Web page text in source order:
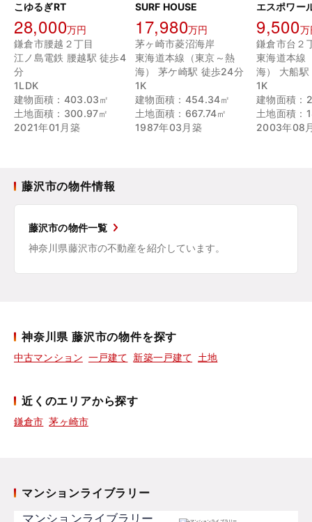
こゆるぎRT
28,000万円
鎌倉市腰越２丁目
江ノ島電鉄 腰越駅 徒歩4
分
1LDK
建物面積：403.03㎡
土地面積：300.97㎡
2021年01月築
SURF HOUSE
17,980万円
茅ヶ崎市菱沼海岸
東海道本線（東京～熱
海） 茅ケ崎駅 徒歩24分
1K
建物面積：454.34㎡
土地面積：667.74㎡
1987年03月築
エスポワー
9,500万
鎌倉市台２
東海道本線
海） 大船
1K
建物面積：
土地面積：
2003年08
藤沢市の物件情報
藤沢市の物件一覧
神奈川県藤沢市の不動産を紹介しています。
神奈川県 藤沢市の物件を探す
中古マンション 一戸建て 新築一戸建て 土地
近くのエリアから探す
鎌倉市 茅ヶ崎市
マンションライブラリー
マンションライブラリー